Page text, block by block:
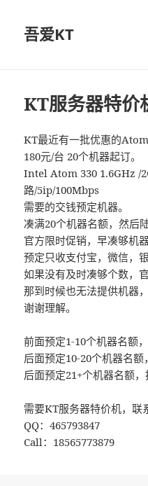
吾爱KT
KT服务器特价
KT最近有一批优惠的
180元/台 20个机器起订。
Intel Atom 330 1.6GHz /
路/5ip/100Mbps
需要的交钱预定机器。
凑满20个机器名额，然后
官方限时促销，早凑够机
预定只收支付宝，微信，
如果没有及时凑够个数，
那到时候也无法提供机器
谢谢理解。
前面预定1-10个机器名额
后面预定10-20个机器名额
后面预定21+个机器名额，
需要KT服务器特价机，联
QQ：465793847
Call：18565773879